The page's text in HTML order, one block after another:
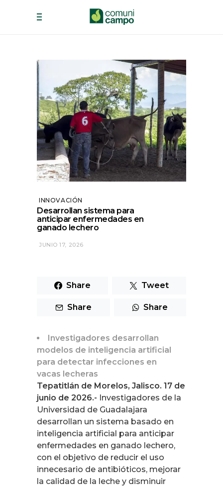
INNOVACIÓN
Desarrollan sistema para
anticipar enfermedades en
ganado lechero
JUNIO 17, 2026
Share Tweet
Share Share
Investigadores desarrollan
modelos de inteligencia artificial
para detectar infecciones en
vacas lecheras
Tepatitlán de Morelos, Jalisco. 17 de
junio de 2026.- Investigadores de la
Universidad de Guadalajara
desarrollan un sistema basado en
inteligencia artificial para anticipar
enfermedades en ganado lechero,
con el objetivo de reducir el uso
innecesario de antibióticos, mejorar
la calidad de la leche y disminuir